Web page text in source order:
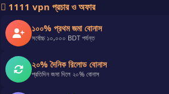
1111 vpn প্রচার ও অফার
১০০% প্রথম জমা বোনাস
সর্বোচ্চ ১০,০০০ BDT পর্যন্ত
২০% দৈনিক রিলোড বোনাস
প্রতিদিন জমা দিলে ২০% বোনাস